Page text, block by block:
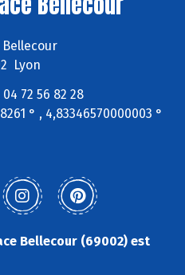
Bellecour
Lyon
04 72 56 82 28
° , 4,83346570000003 °
Bellecour (69002) est